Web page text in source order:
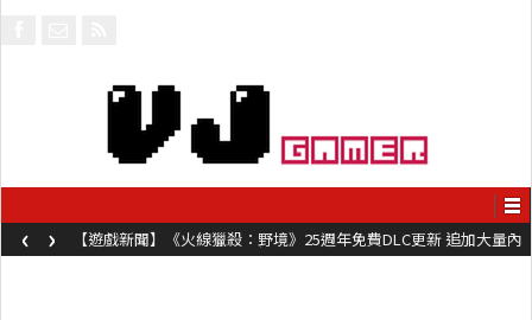
【遊戲新聞】《火線獵殺：野境》25週年免費DLC更新 追加大量內
容同時系舊作限時超平價折扣
‹ ›